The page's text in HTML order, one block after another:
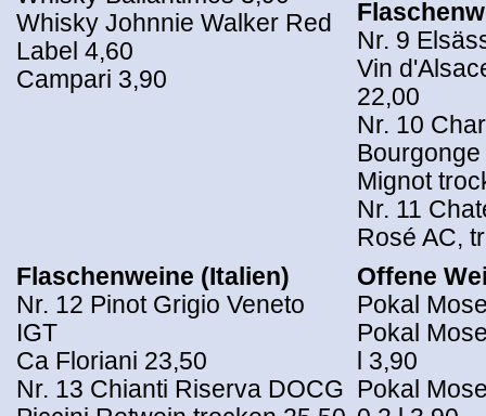
Whisky Johnnie Walker Red
Label 4,60
Campari 3,90
Nr. 9
Vin
22,00
Nr. 10
Bourgonge
Mignot
Nr. 11
Rosé AC,
Flaschenweine (Italien)
Nr. 12 Pinot Grigio Veneto
IGT
Ca Floriani 23,50
Nr. 13 Chianti Riserva DOCG
Offene
Pokal
Pokal
l 3,90
Pokal